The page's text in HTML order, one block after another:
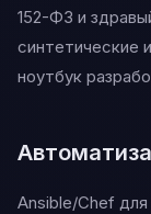
152-ФЗ и
синтетические
ноутбук
Ansible/Chef